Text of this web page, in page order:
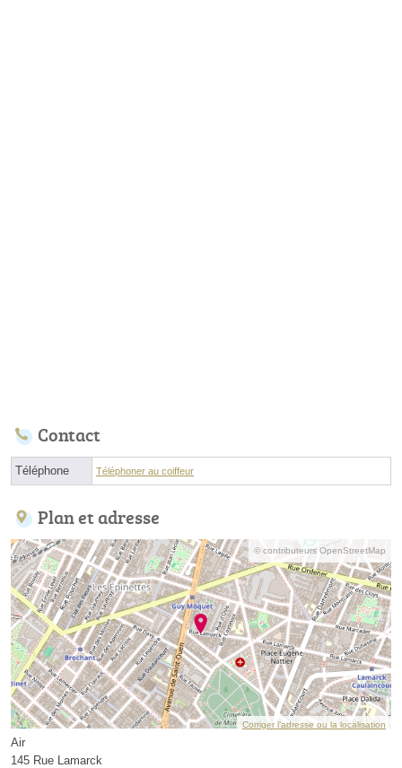
Contact
Téléphone Téléphoner au coiffeur
Plan et adresse
© contributeurs OpenStreetMap
Corriger l’adresse ou la localisation
Air
145 Rue Lamarck